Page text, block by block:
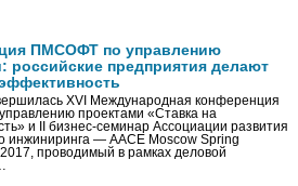
ПМСОФТ по управлению
российские предприятия делают
XVI Международная конференция
проектами «Ставка на
и II бизнес-семинар Ассоциации развития
инжиниринга — AACE Moscow Spring
проводимый в рамках деловой